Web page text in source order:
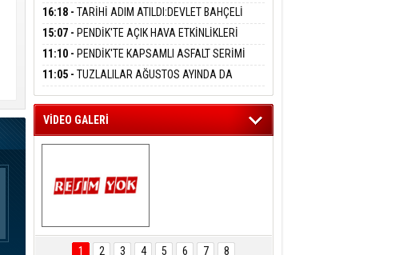
Meltem Kaynas
AFFETMEYECEĞİM!
AĞBABA HAKKINDA FEZLEKE
OTOMOBİL İETT OTOBÜSÜNE ÇARPTI 3 KİŞİ
HAYATINI KAYBETTİ
16:18 - TARİHİ ADIM ATILDI:DEVLET BAHÇELİ
'TERÖRSÜZ TÜRKİYE' ÇERÇEVE YASA TEKLİFİNİ
İMZALADI
15:07 - PENDİK'TE AÇIK HAVA ETKİNLİKLERİ
ÇOCUK SİNEMASIYLA BAŞLADI
11:10 - PENDİK'TE KAPSAMLI ASFALT SERİMİ
BAŞLADI
11:05 - TUZLALILAR AĞUSTOS AYINDA DA
SİNEMAYA DOYACAK
VİDEO GALERİ
KARTAL ENGELSİZ
YAŞAM FESTİVALİ
1 2 3 4 5 6 7 8